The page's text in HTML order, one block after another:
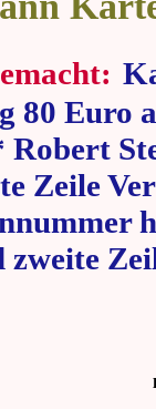
80 Euro
Zeile